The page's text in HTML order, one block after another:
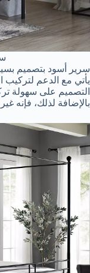
سرير أسود بتصميم
يأتي مع الدعم لتركيب
التصميم على سهولة
بالإضافة لذلك، فإنه